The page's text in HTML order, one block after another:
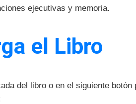
ejecutivas y memoria.
el Libro
del libro o en el siguiente botón